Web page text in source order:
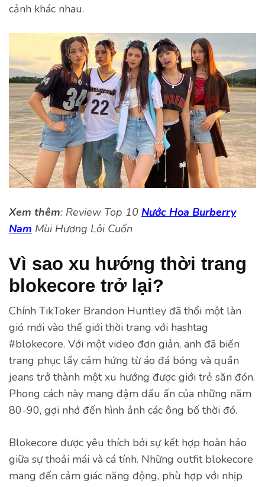
cảnh khác nhau.
Xem thêm: Review Top 10 Nước Hoa Burberry
Nam Mùi Hương Lôi Cuốn
Vì sao xu hướng thời trang
blokecore trở lại?
Chính TikToker Brandon Huntley đã thổi một làn
gió mới vào thế giới thời trang với hashtag
#blokecore. Với một video đơn giản, anh đã biến
trang phục lấy cảm hứng từ áo đá bóng và quần
jeans trở thành một xu hướng được giới trẻ săn đón.
Phong cách này mang đậm dấu ấn của những năm
80-90, gợi nhớ đến hình ảnh các ông bố thời đó.
Blokecore được yêu thích bởi sự kết hợp hoàn hảo
giữa sự thoải mái và cá tính. Những outfit blokecore
mang đến cảm giác năng động, phù hợp với nhịp